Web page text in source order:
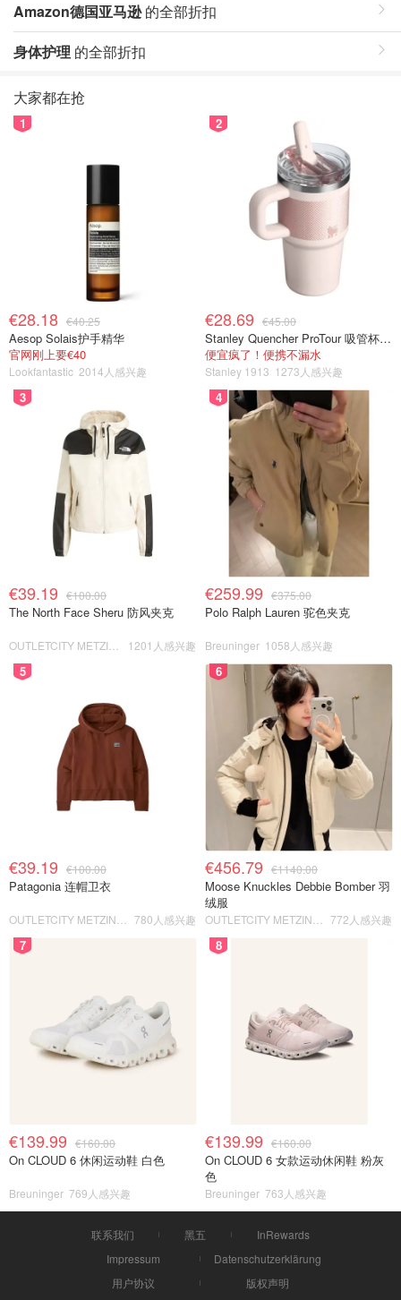
Amazon德国亚马逊的全部折扣
身体护理 的全部折扣
大家都在抢
1
€28.18 €40.25
Aesop Solais护手精华
官网刚上要€40
Lookfantastic 2014人感兴趣
2
€28.69 €45.00
Stanley Quencher ProTour 吸管杯 0.59L
便宜疯了！便携不漏水
Stanley 1913 1273人感兴趣
3
€39.19 €100.00
The North Face Sheru 防风夹克
1201人感兴趣
4
€259.99 €375.00
Polo Ralph Lauren 驼色夹克
Breuninger 1058人感兴趣
5
€39.19 €100.00
Patagonia 连帽卫衣
780人感兴趣
6
€456.79 €1140.00
Moose Knuckles Debbie Bomber 羽
绒服
772人感兴趣
7
€139.99 €160.00
On CLOUD 6 休闲运动鞋 白色
Breuninger 769人感兴趣
8
€139.99 €160.00
On CLOUD 6 女款运动休闲鞋 粉灰
色
Breuninger 763人感兴趣
联系我们 黑五
InRewards
Impressum
Datenschutzerklärung
用户协议
版权声明